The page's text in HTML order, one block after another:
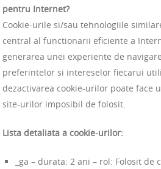
pentru Internet?
Cookie-urile si/sau tehnologiile
central al functionarii eficiente a
generarea unei experiente de
preferintelor si intereselor fiecarui
dezactivarea cookie-urilor poate face
site-urilor imposibil de folosit.
Lista detaliata a cookie-urilor:
_ga – durata: 2 ani – rol: Folosit de